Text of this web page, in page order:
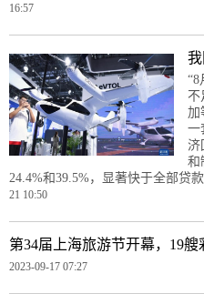
16:57
“8
不
加
一
济
和
24.4%和39.5%，显著快于全部贷
21 10:50
第34届上海旅游节开幕，19
2023-09-17 07:27